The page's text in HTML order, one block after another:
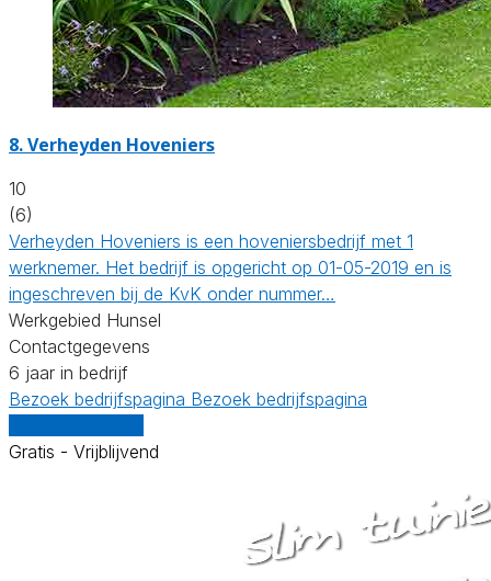
8.Verheyden Hoveniers
10
(6)
Verheyden Hoveniers is een hoveniersbedrijf met 1
werknemer. Het bedrijf is opgericht op 01-05-2019 en is
ingeschreven bij de KvK onder nummer…
Werkgebied Hunsel
Contactgegevens
6 jaar in bedrijf
Bezoek bedrijfspagina Bezoek bedrijfspagina
Gratis - Vrijblijvend